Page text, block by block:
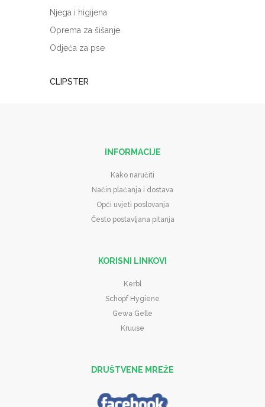
Njega i higijena
Oprema za šišanje
Odjeća za pse
CLIPSTER
INFORMACIJE
Kako naručiti
Način plaćanja i dostava
Opći uvjeti poslovanja
Često postavljana pitanja
KORISNI LINKOVI
Kerbl
Schopf Hygiene
Gewa Gelle
Kruuse
DRUŠTVENE MREŽE